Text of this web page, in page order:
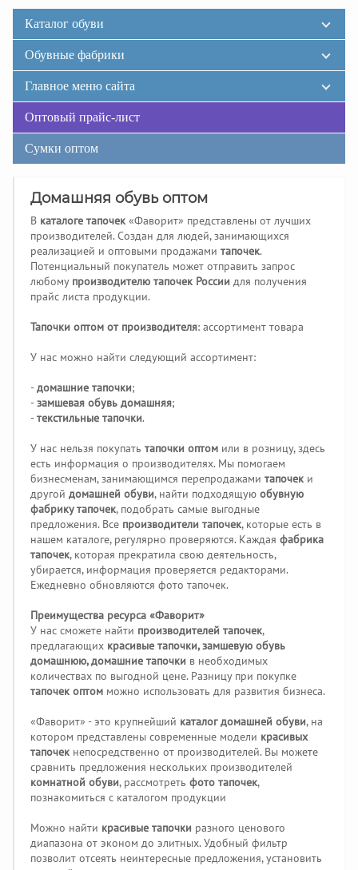
Каталог обуви
Обувные фабрики
Главное меню сайта
Оптовый прайс-лист
Сумки оптом
Домашняя обувь оптом
В каталоге тапочек «Фаворит» представлены от лучших
производителей. Создан для людей, занимающихся
реализацией и оптовыми продажами тапочек.
Потенциальный покупатель может отправить запрос
любому производителю тапочек России для получения
прайс листа продукции.
Тапочки оптом от производителя: ассортимент товара
У нас можно найти следующий ассортимент:
-домашние тапочки;
-замшевая обувь домашняя;
-текстильные тапочки.
У нас нельзя покупать тапочки оптом или в розницу, здесь
есть информация о производителях. Мы помогаем
бизнесменам, занимающимся перепродажами тапочек и
другой домашней обуви, найти подходящую обувную
фабрику тапочек, подобрать самые выгодные
предложения. Все производители тапочек, которые есть в
нашем каталоге, регулярно проверяются. Каждая фабрика
тапочек, которая прекратила свою деятельность,
убирается, информация проверяется редакторами.
Ежедневно обновляются фото тапочек.
Преимущества ресурса «Фаворит»
У нас сможете найти производителей тапочек,
предлагающих красивые тапочки, замшевую обувь
домашнюю, домашние тапочки в необходимых
количествах по выгодной цене. Разницу при покупке
тапочек оптом можно использовать для развития бизнеса.
«Фаворит» - это крупнейший каталог домашней обуви, на
котором представлены современные модели красивых
тапочек непосредственно от производителей. Вы можете
сравнить предложения нескольких производителей
комнатной обуви, рассмотреть фото тапочек,
познакомиться с каталогом продукции
Можно найти красивые тапочки разного ценового
диапазона от эконом до элитных. Удобный фильтр
позволит отсеять неинтересные предложения, установить